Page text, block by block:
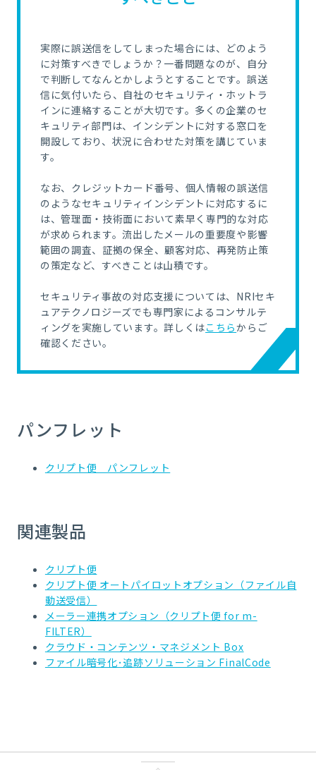
実際に誤送信をしてしまった場合には、どのよう
に対策すべきでしょうか？一番問題なのが、自分
で判断してなんとかしようとすることです。誤送
信に気付いたら、自社のセキュリティ・ホットラ
インに連絡することが大切です。多くの企業のセ
キュリティ部門は、インシデントに対する窓口を
開設しており、状況に合わせた対策を講じていま
す。
なお、クレジットカード番号、個人情報の誤送信
のようなセキュリティインシデントに対応するに
は、管理面・技術面において素早く専門的な対応
が求められます。流出したメールの重要度や影響
範囲の調査、証拠の保全、顧客対応、再発防止策
の策定など、すべきことは山積です。
セキュリティ事故の対応支援については、NRIセキ
ュアテクノロジーズでも専門家によるコンサルテ
ィングを実施しています。詳しくはこちらからご
確認ください。
パンフレット
クリプト便 パンフレット
関連製品
クリプト便
クリプト便 オートパイロットオプション（ファイル自
動送受信）
メーラー連携オプション（クリプト便 for m-
FILTER）
クラウド・コンテンツ・マネジメント Box
ファイル暗号化･追跡ソリューション FinalCode